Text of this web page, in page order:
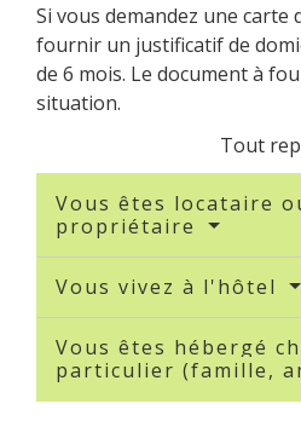
Si vous demandez une carte
fournir un justificatif de
de 6 mois. Le document à
situation.
Tout
Vous êtes locataire
propriétaire
Vous vivez à l'hôtel
Vous êtes hébergé
particulier (famille,